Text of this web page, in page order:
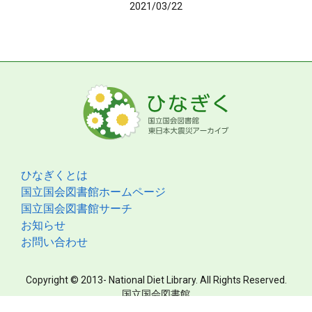
2021/03/22
ひなぎくとは
国立国会図書館ホームページ
国立国会図書館サーチ
お知らせ
お問い合わせ
Copyright © 2013- National Diet Library. All Rights Reserved.